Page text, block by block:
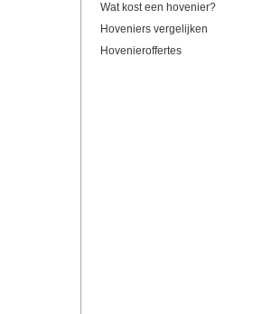
Wat kost een hovenier?
Hoveniers vergelijken
Hovenieroffertes